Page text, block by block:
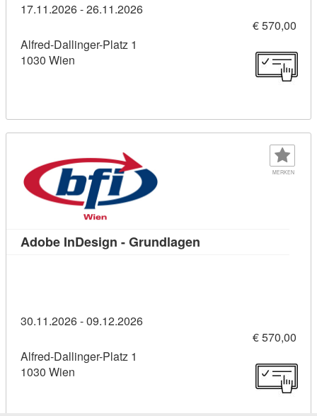
17.11.2026 - 26.11.2026
€ 570,00
Alfred-Dallinger-Platz 1
1030 Wien
MERKEN
Adobe InDesign - Grundlagen
30.11.2026 - 09.12.2026
€ 570,00
Alfred-Dallinger-Platz 1
1030 Wien